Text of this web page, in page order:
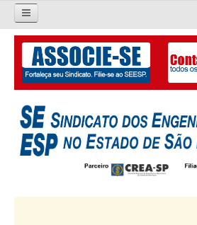
Pesquisar...
O SINDICATO
APRESENTAÇÃO
PALAVRA DO PRESIDENTE
DIRETORIA